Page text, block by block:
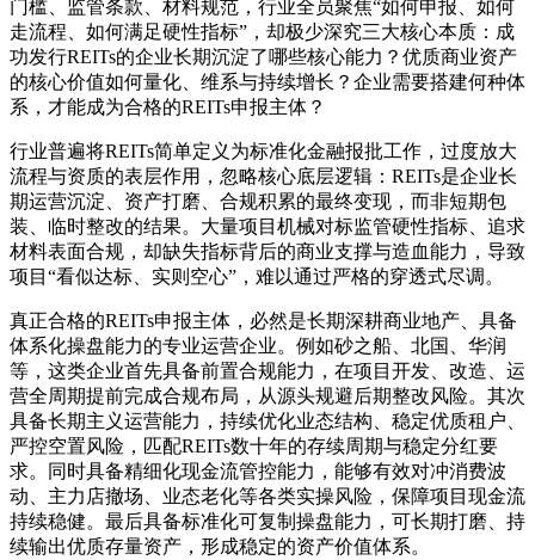
门槛、监管条款、材料规范，行业全员聚焦“如何申报、如何
走流程、如何满足硬性指标”，却极少深究三大核心本质：成
功发行REITs的企业长期沉淀了哪些核心能力？优质商业资产
的核心价值如何量化、维系与持续增长？企业需要搭建何种体
系，才能成为合格的REITs申报主体？
行业普遍将REITs简单定义为标准化金融报批工作，过度放大
流程与资质的表层作用，忽略核心底层逻辑：REITs是企业长
期运营沉淀、资产打磨、合规积累的最终变现，而非短期包
装、临时整改的结果。大量项目机械对标监管硬性指标、追求
材料表面合规，却缺失指标背后的商业支撑与造血能力，导致
项目“看似达标、实则空心”，难以通过严格的穿透式尽调。
真正合格的REITs申报主体，必然是长期深耕商业地产、具备
体系化操盘能力的专业运营企业。例如砂之船、北国、华润
等，这类企业首先具备前置合规能力，在项目开发、改造、运
营全周期提前完成合规布局，从源头规避后期整改风险。其次
具备长期主义运营能力，持续优化业态结构、稳定优质租户、
严控空置风险，匹配REITs数十年的存续周期与稳定分红要
求。同时具备精细化现金流管控能力，能够有效对冲消费波
动、主力店撤场、业态老化等各类实操风险，保障项目现金流
持续稳健。最后具备标准化可复制操盘能力，可长期打磨、持
续输出优质存量资产，形成稳定的资产价值体系。